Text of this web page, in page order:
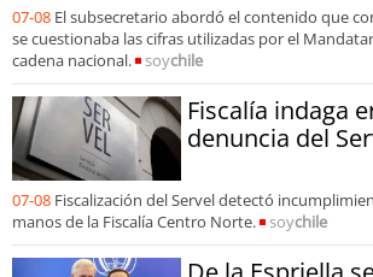
07-08 El subsecretario abordó el contenido que
se cuestionaba las cifras utilizadas por el
cadena nacional.
soychile
Fiscalía indaga
denuncia del
07-08 Fiscalización del Servel detectó
manos de la Fiscalía Centro Norte.
soychile